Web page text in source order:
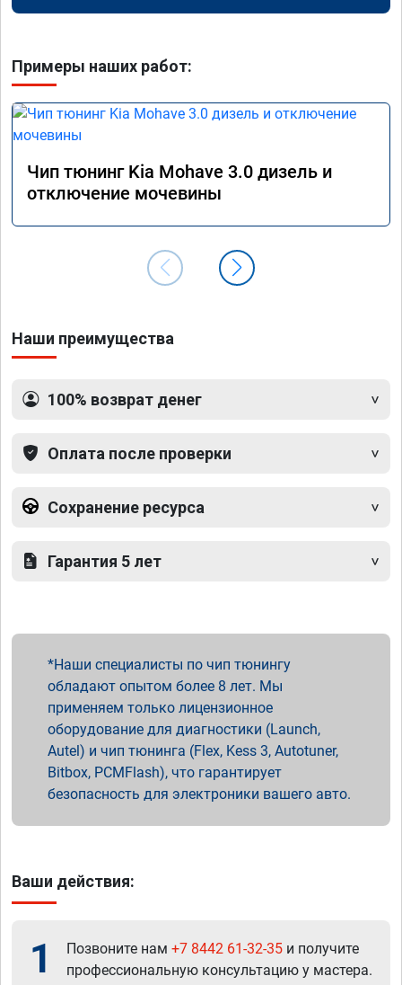
Примеры наших работ:
Чип тюнинг Kia Mohave 3.0 дизель и
отключение мочевины
Наши преимущества
100% возврат денег
Оплата после проверки
Сохранение ресурса
Гарантия 5 лет
Наши специалисты по чип тюнингу
обладают опытом более 8 лет. Мы
применяем только лицензионное
оборудование для диагностики (Launch,
Autel) и чип тюнинга (Flex, Kess 3, Autotuner,
Bitbox, PCMFlash), что гарантирует
безопасность для электроники вашего авто.
Ваши действия:
1 Позвоните нам +7 8442 61-32-35 и получите
профессиональную консультацию у мастера.